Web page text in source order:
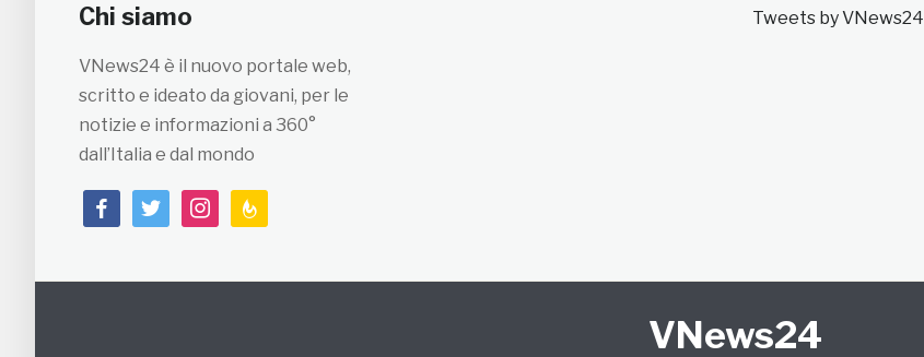
Chi siamo
VNews24 è il nuovo portale web,
scritto e ideato da giovani, per le
notizie e informazioni a 360°
dall’Italia e dal mondo
facebooktwitterinstagramfeedburner
Tweets by VNews24
VNews24